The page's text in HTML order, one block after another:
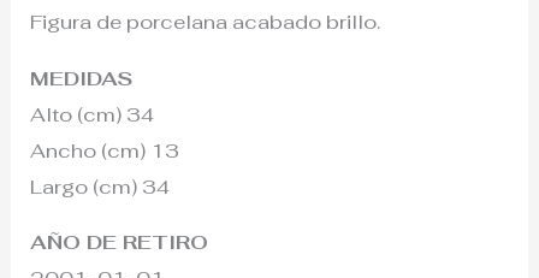
Figura de porcelana acabado brillo.
MEDIDAS
Alto (cm) 34
Ancho (cm) 13
Largo (cm) 34
AÑO DE RETIRO